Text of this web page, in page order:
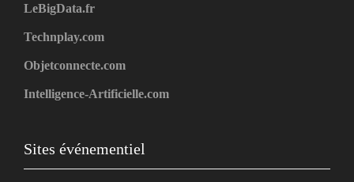
LeBigData.fr
Technplay.com
Objetconnecte.com
Intelligence-Artificielle.com
Sites événementiel